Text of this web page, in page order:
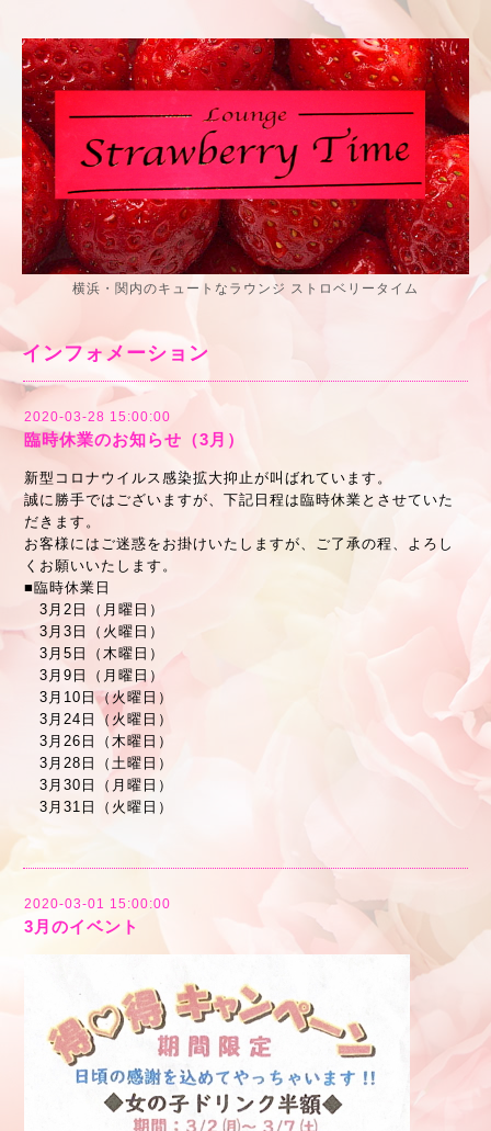
横浜・関内のキュートなラウンジ ストロベリータイム
インフォメーション
2020-03-28 15:00:00
臨時休業のお知らせ（3月）
新型コロナウイルス感染拡大抑止が叫ばれています。
誠に勝手ではございますが、下記日程は臨時休業とさせていた
だきます。
お客様にはご迷惑をお掛けいたしますが、ご了承の程、よろし
くお願いいたします。
■臨時休業日
3月2日（月曜日）
3月3日（火曜日）
3月5日（木曜日）
3月9日（月曜日）
3月10日（火曜日）
3月24日（火曜日）
3月26日（木曜日）
3月28日（土曜日）
3月30日（月曜日）
3月31日（火曜日）
2020-03-01 15:00:00
3月のイベント